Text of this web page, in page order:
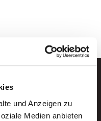
und Anzeigen zu
Medien anbieten
E-Mail.